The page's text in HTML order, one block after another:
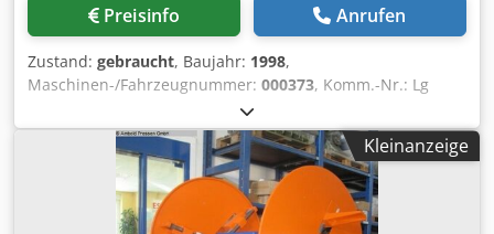
Preisinfo Anrufen
Zustand: gebraucht, Baujahr: 1998,
Maschinen-/Fahrzeugnummer: 000373, Komm.-Nr.: Lg
34723 Doppel-Abwickelhaspel LORENZ HH 2000.2
Gebraucht, in gutem Zustand Baujahr 1998 – Maschinen-
Nr. 000373 mit - hydraulischer Spreizung und
Nachspannautomatik - Bandmitteneinstellung manuell
über Spindel - Gegenhalter mit Schnellklemmung -
kreisförmig ausgeführtem Schutzring - leicht
Kleinanzeige